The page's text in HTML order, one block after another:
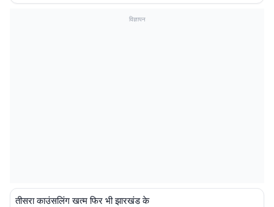
विज्ञापन
तीसरा काउंसलिंग खत्म फिर भी झारखंड के